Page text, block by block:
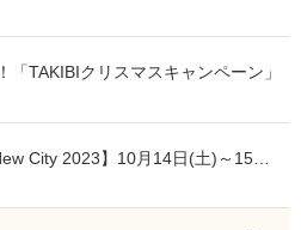
TAKIBIクリスマスキャンペーン」
City 2023】10月14日(土)～15…